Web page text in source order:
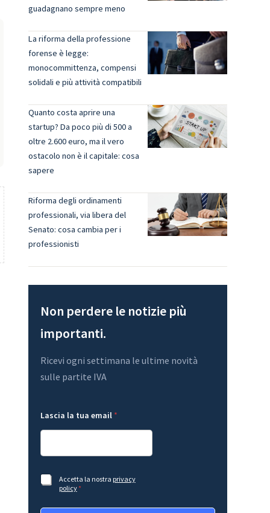
guadagnano sempre meno
La riforma della professione
forense è legge:
monocommittenza, compensi
solidali e più attività compatibili
Quanto costa aprire una
startup? Da poco più di 500 a
oltre 2.600 euro, ma il vero
ostacolo non è il capitale: cosa
sapere
Riforma degli ordinamenti
professionali, via libera del
Senato: cosa cambia per i
professionisti
Non perdere le notizie più
importanti.
Ricevi ogni settimana le ultime novità
sulle partite IVA
c
t
z
i
n
m
e
a
i
L
Lascia la tua email *
A
c
e
Accetta la nostra privacy
policy*